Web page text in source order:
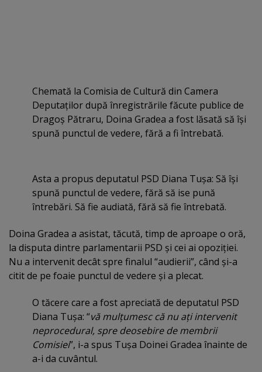
Chemată la Comisia de Cultură din Camera
Deputaţilor după înregistrările făcute publice de
Dragoş Pătraru, Doina Gradea a fost lăsată să îşi
spună punctul de vedere, fără a fi întrebată.
Asta a propus deputatul PSD Diana Tuşa: Să îşi
spună punctul de vedere, fără să ise pună
întrebări. Să fie audiată, fără să fie întrebată.
Doina Gradea a asistat, tăcută, timp de aproape o oră,
la disputa dintre parlamentarii PSD şi cei ai opoziţiei.
Nu a intervenit decât spre finalul “audierii”, când şi-a
citit de pe foaie punctul de vedere şi a plecat.
O tăcere care a fost apreciată de deputatul PSD
Diana Tuşa: “vă mulţumesc că nu aţi intervenit
neprocedural, spre deosebire de membrii
Comisiei”, i-a spus Tuşa Doinei Gradea înainte de
a-i da cuvântul.